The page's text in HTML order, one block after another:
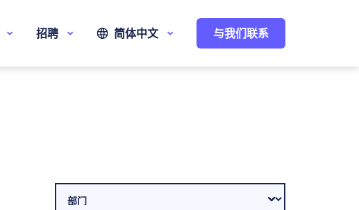
招聘 简体中文 与我们联系